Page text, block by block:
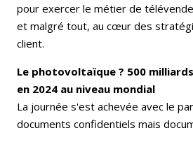
pour exercer le métier de
et malgré tout, au cœur des
client.
Le photovoltaïque ? 500
en 2024 au niveau mondial
La journée s'est achevée avec le
documents confidentiels mais